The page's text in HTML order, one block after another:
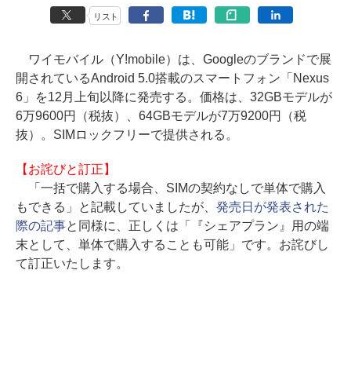
リスト
ワイモバイル（Y!mobile）は、Googleのブランドで展
開されているAndroid 5.0搭載のスマートフォン「Nexus
6」を12月上旬以降に発売する。価格は、32GBモデルが
6万9600円（税抜）、64GBモデルが7万9200円（税
抜）。SIMロックフリーで提供される。
【お詫びと訂正】
「一括で購入する場合、SIMの契約なしで単体で購入
もできる」と記載していましたが、 発売日が発表された
際の記事と同様に、正しくは「『シェアプラン』用の端
末として、単体で購入することも可能」です。お詫びし
て訂正いたします。